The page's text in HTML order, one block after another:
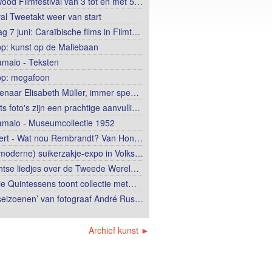
Tweetakt weer van start
7 juni: Caraïbische films in Filmt…
kunst op de Maliebaan
- Teksten
megafoon
Elisabeth Müller, immer spe…
foto's zijn een prachtige aanvulli…
- Museumcollectie 1952
- Wat nou Rembrandt? Van Hon…
suikerzakje-expo in Volks…
liedjes over de Tweede Werel…
Quintessens toont collectie met…
van fotograaf André Rus…
Archief kunst ►